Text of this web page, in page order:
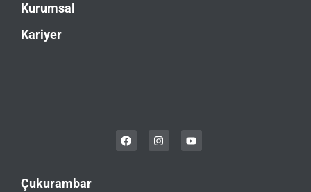
Kurumsal
Kariyer
Çukurambar